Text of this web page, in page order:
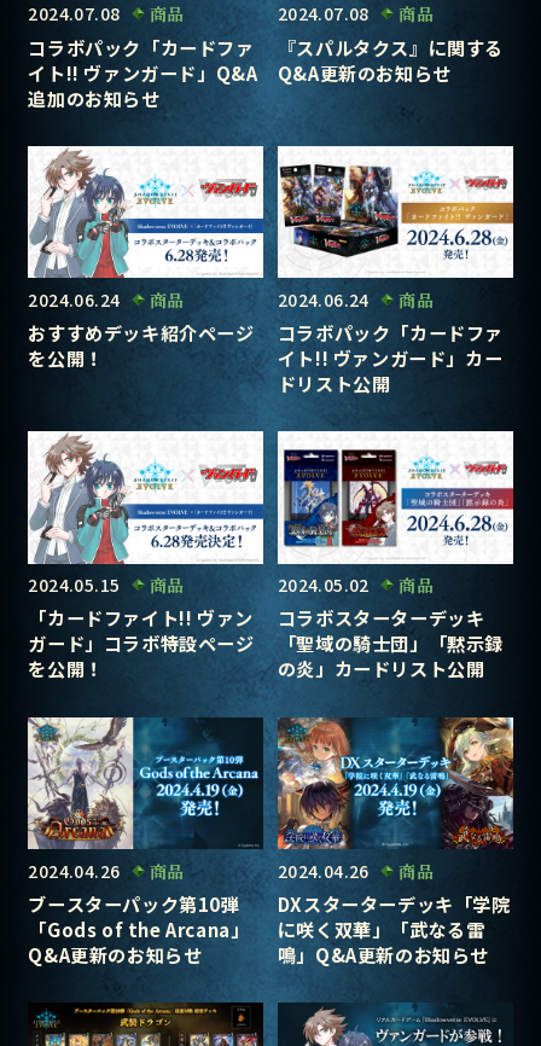
2024.07.08 商品
コラボパック「カードファ
イト!! ヴァンガード」Q&A
追加のお知らせ
2024.07.08 商品
『スパルタクス』に関する
Q&A更新のお知らせ
2024.06.24 商品
おすすめデッキ紹介ページ
を公開！
2024.06.24 商品
コラボパック「カードファ
イト!! ヴァンガード」カー
ドリスト公開
2024.05.15 商品
「カードファイト!! ヴァン
ガード」コラボ特設ページ
を公開！
2024.05.02 商品
コラボスターターデッキ
「聖域の騎士団」「黙示録
の炎」カードリスト公開
2024.04.26 商品
ブースターパック第10弾
「Gods of the Arcana」
Q&A更新のお知らせ
2024.04.26 商品
DXスターターデッキ「学院
に咲く双華」「武なる雷
鳴」Q&A更新のお知らせ